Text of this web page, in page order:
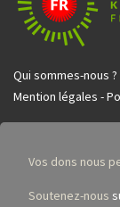
Qui sommes-nous ?
Mention légales -
Vos dons nous
Soutenez-nous